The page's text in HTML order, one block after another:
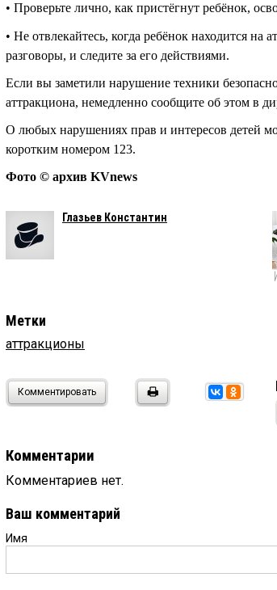
• Проверьте лично, как пристёгнут ребёнок,
• Не отвлекайтесь, когда ребёнок находится на
разговоры, и следите за его действиями.
Если вы заметили нарушение техники
аттракциона, немедленно сообщите об этом в
О любых нарушениях прав и интересов детей
коротким номером 123.
Фото © архив KVnews
Глазьев Константин
Метки
аттракционы
Комментировать
Комментарии
Комментариев нет.
Ваш комментарий
Имя